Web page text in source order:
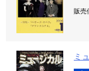
販売
ミ